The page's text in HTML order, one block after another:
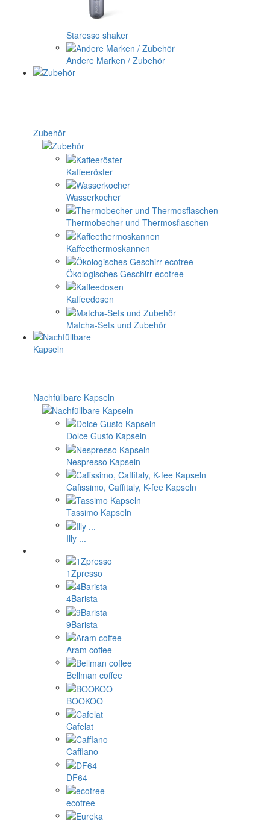
Staresso shaker
Andere Marken / Zubehör
Zubehör
Kaffeeröster
Wasserkocher
Thermobecher und Thermosflaschen
Kaffeethermoskannen
Ökologisches Geschirr ecotree
Kaffeedosen
Matcha-Sets und Zubehör
Nachfüllbare Kapseln
Dolce Gusto Kapseln
Nespresso Kapseln
Cafissimo, Caffitaly, K-fee Kapseln
Tassimo Kapseln
Illy ...
1Zpresso
4Barista
9Barista
Aram coffee
Bellman coffee
BOOKOO
Cafelat
Cafflano
DF64
ecotree